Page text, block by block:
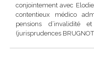
conjointement avec
contentieux médico
pensions d’invalidité
(jurisprudences BRUGNOT